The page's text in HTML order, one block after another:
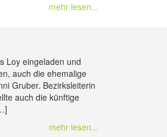
mehr lesen...
Loy eingeladen und
auch die ehemalige
Gruber. Bezirksleiterin
auch die künftige
mehr lesen...